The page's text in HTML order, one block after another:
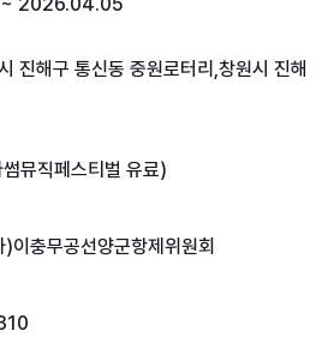
대예술 공연으로 군악대의 힘
멋있는 제복에 절도 있는 공연
서만 볼 수 있는 공연이다. 평
러야 할 곳으로 해군시관학
양한 체험행사 할 수 있으며,
끽할 수 있다.
진해구 통신동 중원로터리,창원시 진해
뮤직페스티벌 유료)
이충무공선양군항제위원회